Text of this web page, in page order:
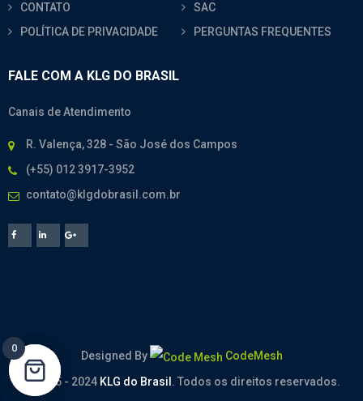
CONTATO
SAC
POLÍTICA DE PRIVACIDADE
PERGUNTAS FREQUENTES
FALE COM A KLG DO BRASIL
Canais de Atendimento
R. Valença, 328 - São José dos Campos
(+55) 012 3917-3952
contato@klgdobrasil.com.br
Designed By
CodeMesh
© 2005 - 2024 KLG do Brasil. Todos os direitos reservados.
0
0